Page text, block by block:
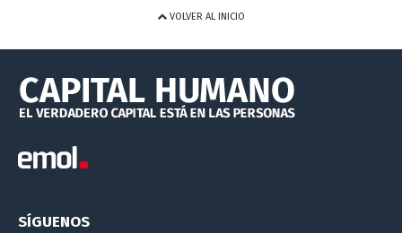
VOLVER AL INICIO
SÍGUENOS